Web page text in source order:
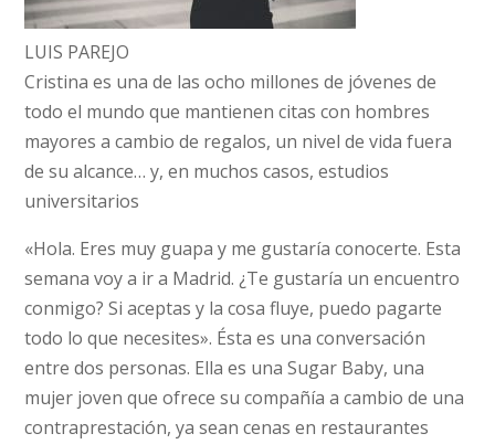
LUIS PAREJO
Cristina es una de las ocho millones de jóvenes de
todo el mundo que mantienen citas con hombres
mayores a cambio de regalos, un nivel de vida fuera
de su alcance… y, en muchos casos, estudios
universitarios
«Hola. Eres muy guapa y me gustaría conocerte. Esta
semana voy a ir a Madrid. ¿Te gustaría un encuentro
conmigo? Si aceptas y la cosa fluye, puedo pagarte
todo lo que necesites». Ésta es una conversación
entre dos personas. Ella es una Sugar Baby, una
mujer joven que ofrece su compañía a cambio de una
contraprestación, ya sean cenas en restaurantes